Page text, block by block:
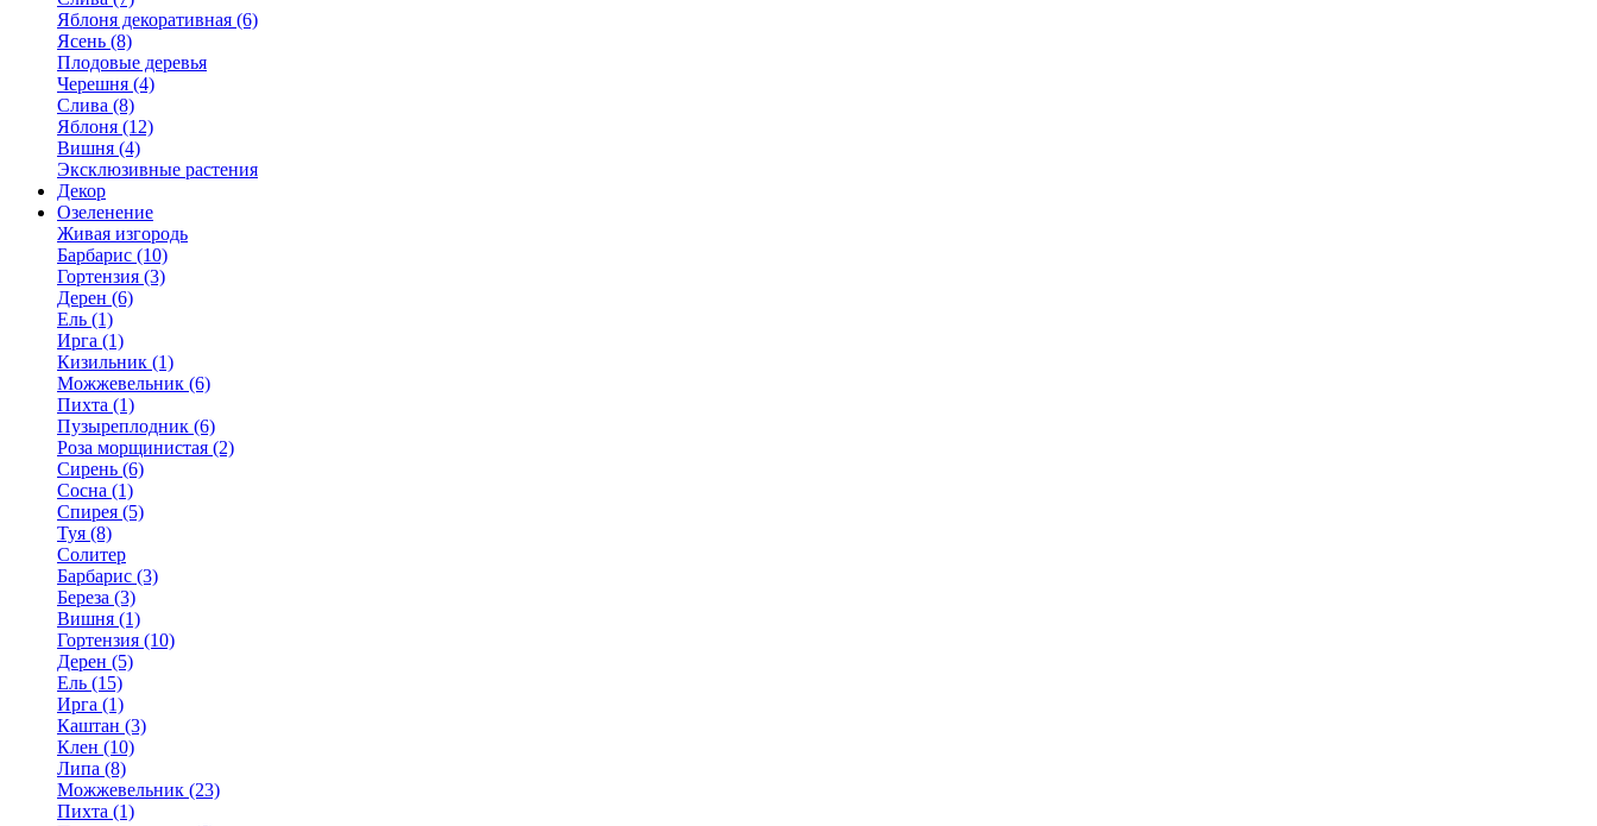
Яблоня декоративная (6)
Ясень (8)
Плодовые деревья
Черешня (4)
Слива (8)
Яблоня (12)
Вишня (4)
Эксклюзивные растения
Декор
Озеленение
Живая изгородь
Барбарис (10)
Гортензия (3)
Дерен (6)
Ель (1)
Ирга (1)
Кизильник (1)
Можжевельник (6)
Пихта (1)
Пузыреплодник (6)
Роза морщинистая (2)
Сирень (6)
Сосна (1)
Спирея (5)
Туя (8)
Солитер
Барбарис (3)
Береза (3)
Вишня (1)
Гортензия (10)
Дерен (5)
Ель (15)
Ирга (1)
Каштан (3)
Клен (10)
Липа (8)
Можжевельник (23)
Пихта (1)